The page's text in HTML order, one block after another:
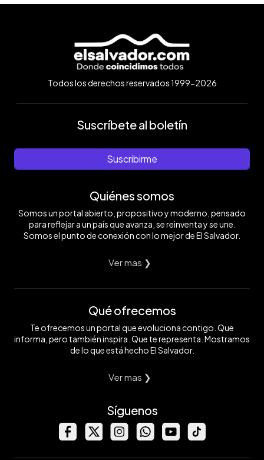
Todos los derechos reservados 1999-2026
Suscríbete al boletín
Suscribirme
Quiénes somos
Somos un portal abierto, propositivo y moderno, pensado
para reflejar a un país que avanza, se reinventa y se une.
Somos el punto de conexión con lo mejor de El Salvador.
Ver mas ❯
Qué ofrecemos
Te ofrecemos un portal que evoluciona contigo. Que
informa, pero también inspira. Que te representa. Mostramos
de lo que está hecho El Salvador.
Ver mas ❯
Síguenos